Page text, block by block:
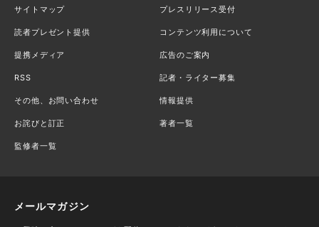
サイトマップ プレスリリース受付
読者プレゼント提供 コンテンツ利用について
提携メディア 広告のご案内
RSS 記者・ライター募集
その他、お問い合わせ 情報提供
お詫びと訂正 著者一覧
監修者一覧
メールマガジン